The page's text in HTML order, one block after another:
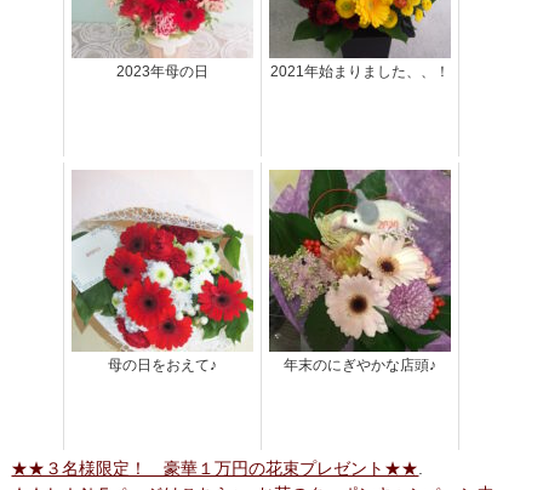
2023年母の日 2021年始まりました、、！
母の日をおえて♪ 年末のにぎやかな店頭♪
★★３名様限定！ 豪華１万円の花束プレゼント★★